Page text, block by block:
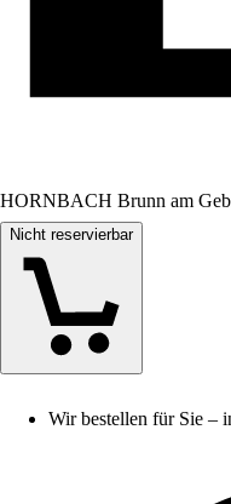
HORNBACH Brunn am
Nicht reservierbar
Wir bestellen für Sie –